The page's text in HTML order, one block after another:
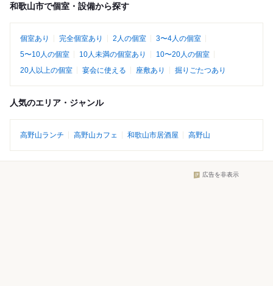
和歌山市で個室・設備から探す
個室あり 完全個室あり 2人の個室
3〜4人の個室
5〜10人の個室
10人未満の個室あり
10〜20人の個室
20人以上の個室
宴会に使える 座敷あり 掘りごたつあり
人気のエリア・ジャンル
高野山ランチ 高野山カフェ 和歌山市居酒屋 高野山
広告を非表示